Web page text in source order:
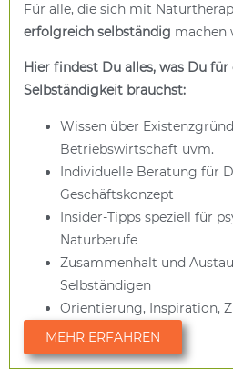
Für alle, die sich mit
erfolgreich selbständig machen
Hier findest Du alles, was Du
Selbständigkeit brauchst:
Wissen über
Betriebswirtschaft uvm.
Individuelle Beratung für
Geschäftskonzept
Insider-Tipps speziell für
Naturberufe
Zusammenhalt und
Selbständigen
Orientierung, Inspiration,
MEHR ERFAHREN